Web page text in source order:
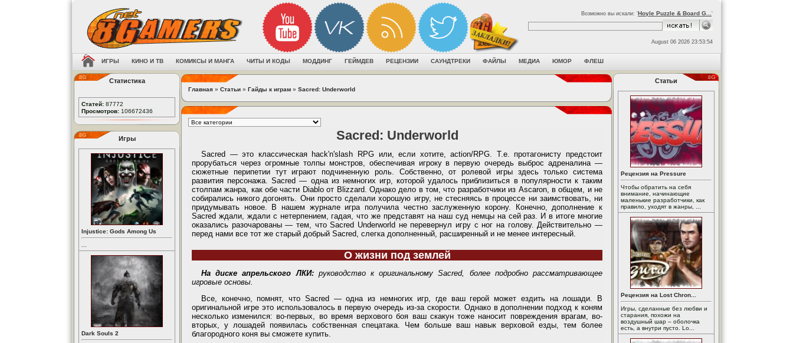
Возможно вы искали: 'Hoyle Puzzle & Board G... '
August 06 2026 23:53:54
ИГРЫ КИНО И ТВ КОМИКСЫ И МАНГА ЧИТЫ И КОДЫ МОДДИНГ ГЕЙМДЕВ РЕЦЕНЗИИ САУНДТРЕКИ ФАЙЛЫ МЕДИА ЮМОР ФЛЕШ
Статистика
Статей: 87772
Просмотров: 106672436
Игры
Injustice: Gods Among Us
Dark Souls 2
Главная » Статьи » Гайды к играм » Sacred: Underworld
Sacred: Underworld
Sacred — это классическая hack'n'slash RPG или, если хотите, action/RPG. Т.е. протагонисту предстоит
прорубаться через огромные толпы монстров, обеспечивая игроку в первую очередь выброс адреналина —
сюжетные перипетии тут играют подчиненную роль. Собственно, от ролевой игры здесь только система
развития персонажа. Sacred — одна из немногих игр, которой удалось приблизиться в популярности к таким
столпам жанра, как обе части Diablo от Blizzard. Однако дело в том, что разработчики из Ascaron, в общем, и не
собирались никого догонять. Они просто сделали хорошую игру, не стесняясь в процессе ни заимствовать, ни
придумывать новое. В нашем журнале игра получила честно заслуженную корону. Конечно, дополнение к
Sacred ждали, ждали с нетерпением, гадая, что же представят на наш суд немцы на сей раз. И в итоге многие
оказались разочарованы — тем, что Sacred Underworld не перевернул игру с ног на голову. Действительно —
перед нами все тот же старый добрый Sacred, слегка дополненный, расширенный и не менее интересный.
О жизни под землей
На диске апрельского ЛКИ: руководство к оригинальному Sacred, более подробно рассматривающее
игровые основы.
Все, конечно, помнят, что Sacred — одна из немногих игр, где ваш герой может ездить на лошади. В
оригинальной игре это использовалось в первую очередь из-за скорости. Однако в дополнении подход к коням
несколько изменился: во-первых, во время верхового боя ваш скакун тоже наносит повреждения врагам, во-
вторых, у лошадей появилась собственная спецатака. Чем больше ваш навык верховой езды, тем более
благородного коня вы сможете купить.
Статьи
Рецензия на Pressure
Чтобы обратить на себя
внимание, начинающие
маленькие разработчики, как
правило, уходят в жанры, ...
Рецензия на Lost Chron...
Игры, сделанные без любви и
старания, похожи на
воздушный шар – оболочка
есть, а внутри пусто. Lo...